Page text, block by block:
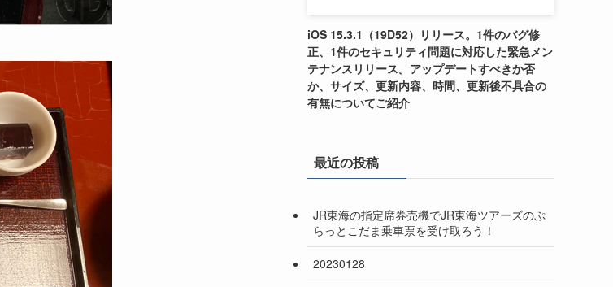
iOS 15.3.1（19D52）リリース。1件のバグ修
正、1件のセキュリティ問題に対応した緊急メン
テナンスリリース。アップデートすべきか否
か、サイズ、更新内容、時間、更新後不具合の
有無についてご紹介
最近の投稿
JR東海の指定席券売機でJR東海ツアーズのぷ
らっとこだま乗車票を受け取ろう！
20230128